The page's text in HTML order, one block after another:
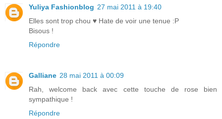
Yuliya Fashionblog 27 mai 2011 à 19:40
Elles sont trop chou ♥ Hate de voir une tenue :P
Bisous !
Répondre
Galliane 28 mai 2011 à 00:09
Rah, welcome back avec cette touche de rose bien
sympathique !
Répondre